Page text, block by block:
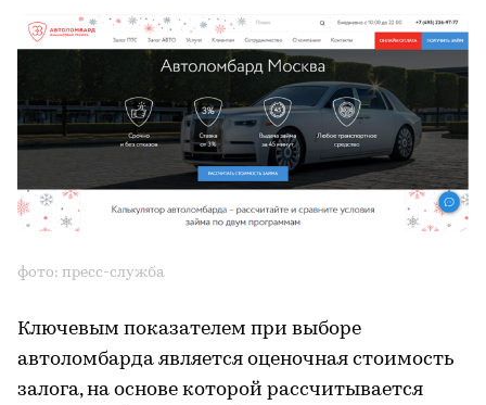
фото: пресс-служба
Ключевым показателем при выборе
автоломбарда является оценочная стоимость
залога, на основе которой рассчитывается